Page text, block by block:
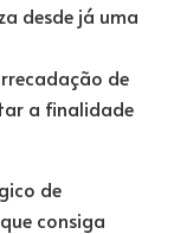
desde já uma
de
a finalidade
de
consiga